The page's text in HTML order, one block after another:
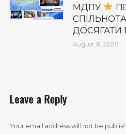
МДПУ
ДОСЯГАТИ
August 8, 2026
Leave a Reply
Your email address will not be